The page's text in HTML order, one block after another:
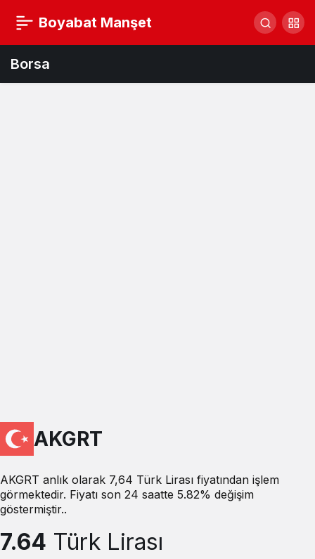
Boyabat Manşet
Borsa
AKGRT
AKGRT anlık olarak 7,64 Türk Lirası fiyatından işlem
görmektedir. Fiyatı son 24 saatte 5.82% değişim
göstermiştir..
7.64 Türk Lirası